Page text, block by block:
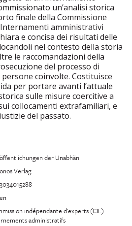
un’analisi storica
finale della Commissione
amministrativi
e concisa dei risultati delle
nel contesto della storia
le raccomandazioni della
del processo di
coinvolte. Costituisce
per portare avanti l’attuale
sulle misure coercitive a
collocamenti extrafamiliari, e
del passato.
der Unabhän
Verlag
indépendante d'experts (CIE)
administratifs